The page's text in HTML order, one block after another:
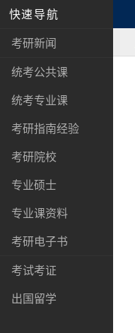
快速导航
考研新闻
统考公共课
统考专业课
考研指南经验
考研院校
专业硕士
专业课资料
考研电子书
考试考证
出国留学